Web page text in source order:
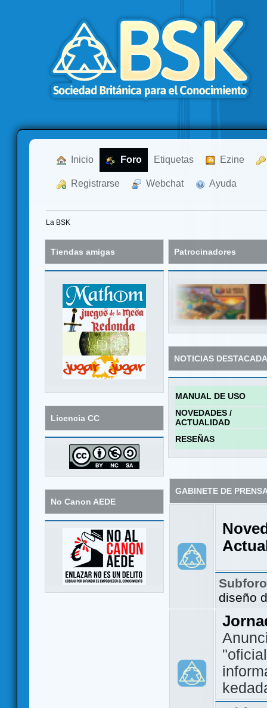
Inicio Foro Etiquetas Ezine
Registrarse Webchat Ayuda
La BSK
Tiendas amigas
Licencia CC
No Canon AEDE
Patrocinadores
NOTICIAS
MANUAL DE USO
NOVEDADES /
ACTUALIDAD
RESEÑAS
GABINETE DE
diseño